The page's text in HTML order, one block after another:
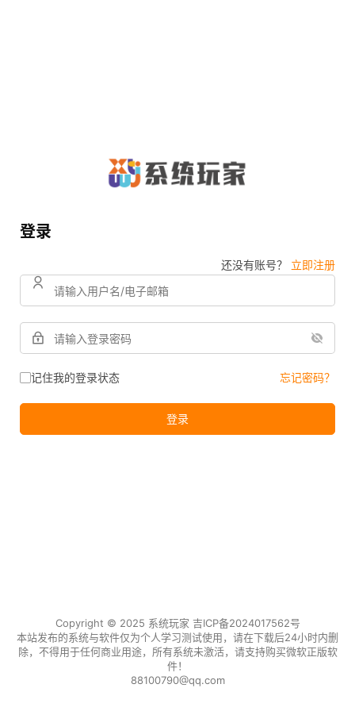
登录
还没有账号？ 立即注册
记住我的登录状态 忘记密码？
登录
Copyright © 2025 系统玩家 吉ICP备2024017562号
本站发布的系统与软件仅为个人学习测试使用，请在下载后24小时内删
除，不得用于任何商业用途，所有系统未激活，请支持购买微软正版软
件！
88100790@qq.com